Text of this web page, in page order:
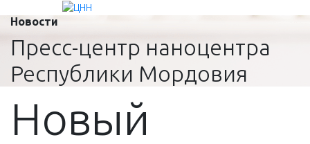
Новости
Пресс-центр наноцентра
Республики Мордовия
Новый